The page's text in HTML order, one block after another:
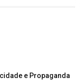
e Propaganda